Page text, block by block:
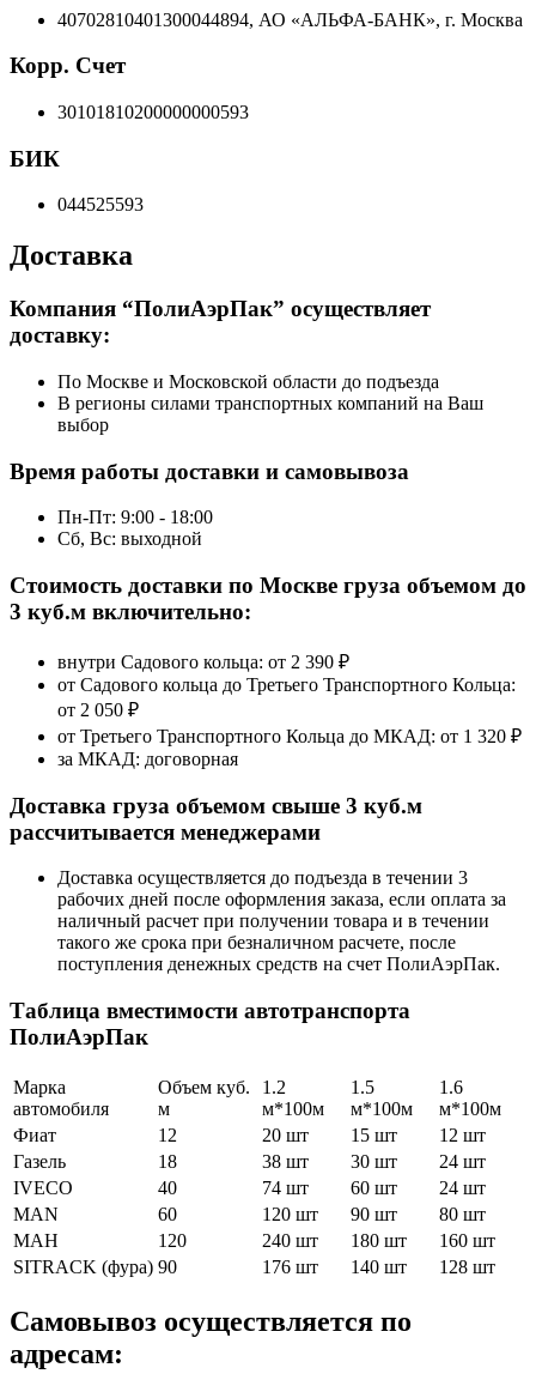
40702810401300044894, АО «АЛЬФА-БАНК», г. Москва
Корр. Счет
30101810200000000593
БИК
044525593
Доставка
Компания “ПолиАэрПак” осуществляет
доставку:
По Москве и Московской области до подъезда
В регионы силами транспортных компаний на Ваш
выбор
Время работы доставки и самовывоза
Пн-Пт: 9:00 - 18:00
Сб, Вс: выходной
Стоимость доставки по Москве груза объемом до
3 куб.м включительно:
внутри Садового кольца: от 2 390 ₽
от Садового кольца до Третьего Транспортного Кольца:
от 2 050 ₽
от Третьего Транспортного Кольца до МКАД: от 1 320 ₽
за МКАД: договорная
Доставка груза объемом свыше 3 куб.м
рассчитывается менеджерами
Доставка осуществляется до подъезда в течении 3
рабочих дней после оформления заказа, если оплата за
наличный расчет при получении товара и в течении
такого же срока при безналичном расчете, после
поступления денежных средств на счет ПолиАэрПак.
Таблица вместимости автотранспорта
ПолиАэрПак
Марка
автомобиля
Объем куб.
м
1.2
м*100м
1.5
м*100м
1.6
м*100м
Фиат
12 20 шт 15 шт
12 шт
Газель
18 38 шт 30 шт
24 шт
IVECO
40 74 шт 60 шт
24 шт
MAN
60 120 шт 90 шт
80 шт
МАН
120 240 шт 180 шт
160 шт
SITRACK (фура) 90 176 шт 140 шт 128 шт
Самовывоз осуществляется по
адресам: